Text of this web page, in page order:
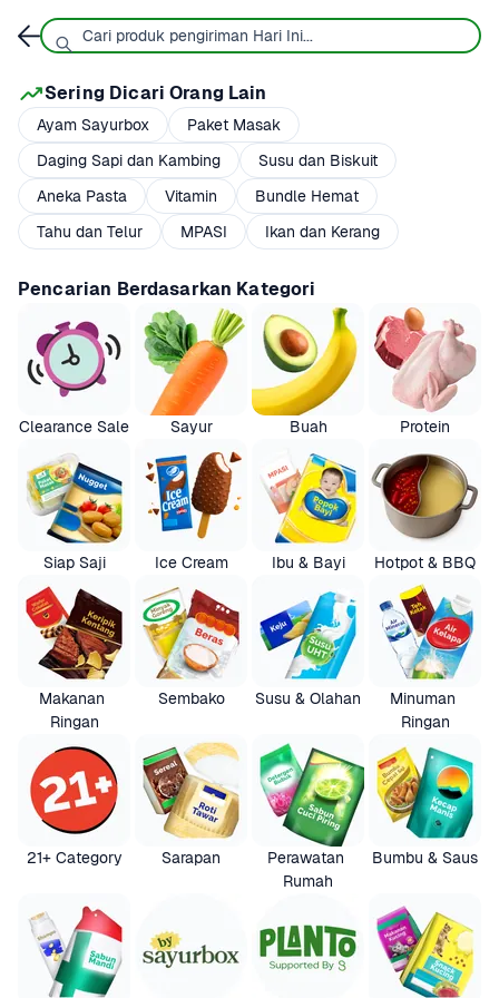
Sering Dicari Orang Lain
Ayam Sayurbox
Paket Masak
Daging Sapi dan Kambing
Susu dan Biskuit
Aneka Pasta
Vitamin
Bundle Hemat
Tahu dan Telur
MPASI Ikan dan Kerang
Pencarian Berdasarkan Kategori
Clearance Sale Sayur Buah Protein
Siap Saji Ice Cream Ibu & Bayi Hotpot & BBQ
Makanan
Ringan
Sembako Susu & Olahan
Minuman
Ringan
21+ Category Sarapan
Perawatan
Rumah
Bumbu & Saus